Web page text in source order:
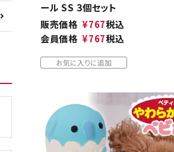
ール SS 3個セット
販売価格 ¥767税込
会員価格 ¥767税込
お気に入りに追加